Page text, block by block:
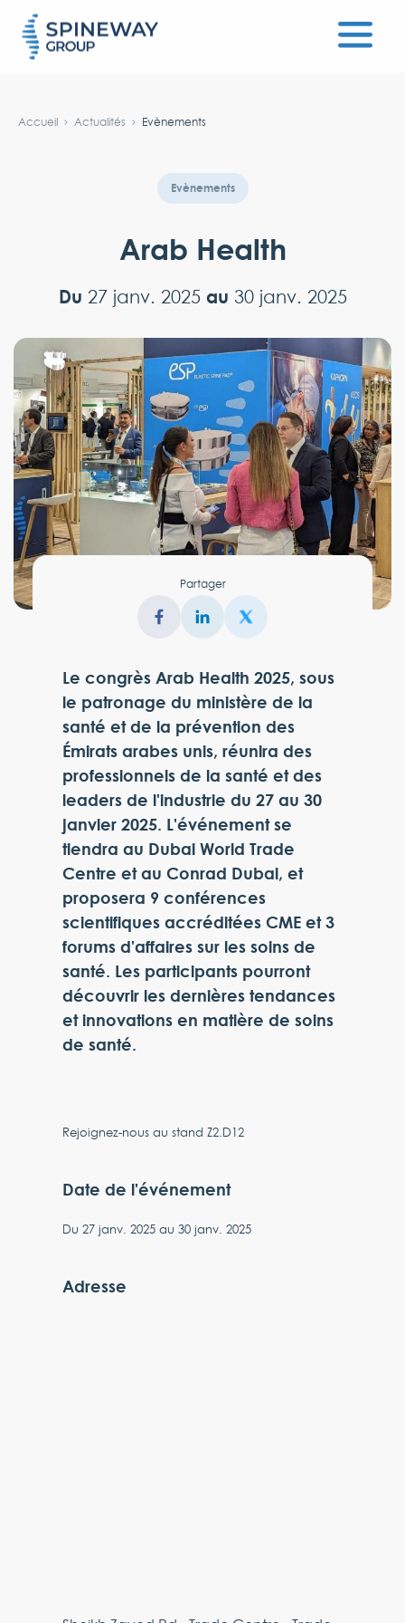
Accueil Actualités Evènements
Evènements
Arab Health
Du 27 janv. 2025 au 30 janv. 2025
Partager
Le congrès Arab Health 2025, sous
le patronage du ministère de la
santé et de la prévention des
Émirats arabes unis, réunira des
professionnels de la santé et des
leaders de l'industrie du 27 au 30
janvier 2025. L'événement se
tiendra au Dubai World Trade
Centre et au Conrad Dubai, et
proposera 9 conférences
scientifiques accréditées CME et 3
forums d'affaires sur les soins de
santé. Les participants pourront
découvrir les dernières tendances
et innovations en matière de soins
de santé.
Rejoignez-nous au stand Z2.D12
Date de l'événement
Du27 janv. 2025 au30 janv. 2025
Adresse